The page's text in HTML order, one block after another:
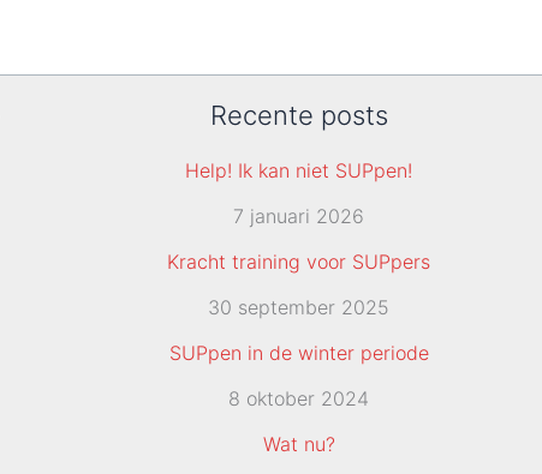
Recente posts
Help! Ik kan niet SUPpen!
7 januari 2026
Kracht training voor SUPpers
30 september 2025
SUPpen in de winter periode
8 oktober 2024
Wat nu?